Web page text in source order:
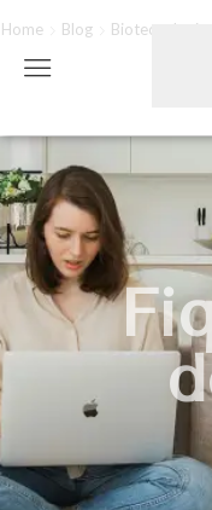
Home Blog Biotecnologia